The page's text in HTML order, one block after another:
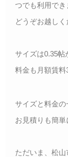
つでも利用でき
どうぞお越しく
サイズは0.35帖
料金も月額賃料
サイズと料金の
お見積りも簡単
ただいま、松